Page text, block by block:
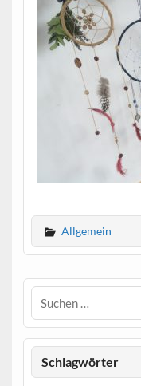
Allgemein
Schlagwörter